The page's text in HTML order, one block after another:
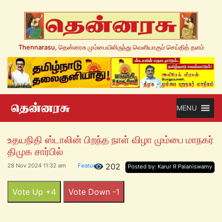
Thennarasu, தென்னரசு மும்பையிலிருந்து வெளியாகும் செய்தித் தளம்
MENU
உதயநிதி ஸ்டாலின் பிறந்த நாள் விழா மும்பை மாநகர்
திமுக சார்பில்
28 Nov 2024 11:32 am Featured Posted by: Karur R Palaniswamy
202
Vote Up +4 Vote Down -1